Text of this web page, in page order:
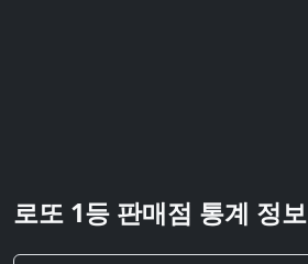
로또 1등 판매점 통계 정보